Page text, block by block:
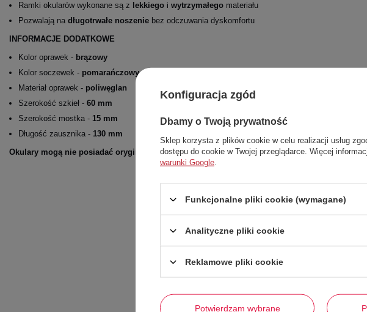
Ramki okularów wykonane są z lekkiego i wytrzymałego materiału
Pozwalają na długotrwałe noszenie bez odczuwania dyskomfortu
INFORMACJE DODATKOWE
Kolor oprawek - brązowy
Kolor soczewek - pomarańczowy
Materiał oprawek - poliwęglan
Szerokość szkieł - 60 mm
Szerokość mostka - 15 mm
Długość zausznika - 130 mm
Okulary mogą nie posiadać oryginalnego etui!!!
Stwórz
-58%
Konfiguracja zgód
Dbamy o Twoją prywatność
Sklep korzysta z plików cookie w celu realizacji usług
dostępu do cookie w Twojej przeglądarce. Więcej
warunki Google
Funkcjonalne pliki cookie (wymagane)
Analityczne pliki cookie
Reklamowe pliki cookie
Potwierdzam wybrane